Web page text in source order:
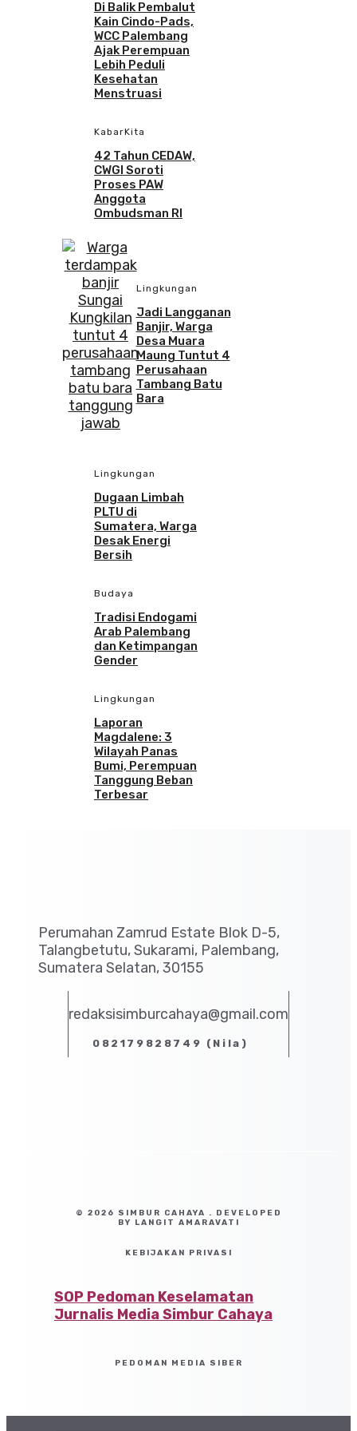
Di Balik Pembalut
Kain Cindo-Pads,
WCC Palembang
Ajak Perempuan
Lebih Peduli
Kesehatan
Menstruasi
KabarKita
42 Tahun CEDAW,
CWGI Soroti
Proses PAW
Anggota
Ombudsman RI
Lingkungan
Jadi Langganan
Banjir, Warga
Desa Muara
Maung Tuntut 4
Perusahaan
Tambang Batu
Bara
Lingkungan
Dugaan Limbah
PLTU di
Sumatera, Warga
Desak Energi
Bersih
Budaya
Tradisi Endogami
Arab Palembang
dan Ketimpangan
Gender
Lingkungan
Laporan
Magdalene: 3
Wilayah Panas
Bumi, Perempuan
Tanggung Beban
Terbesar
Perumahan Zamrud Estate Blok D-5,
Talangbetutu, Sukarami, Palembang,
Sumatera Selatan, 30155
redaksisimburcahaya@gmail.com
082179828749 (Nila)
© 2026 SIMBUR CAHAYA . DEVELOPED
BY LANGIT AMARAVATI
KEBIJAKAN PRIVASI
SOP Pedoman Keselamatan
Jurnalis Media Simbur Cahaya
PEDOMAN MEDIA SIBER